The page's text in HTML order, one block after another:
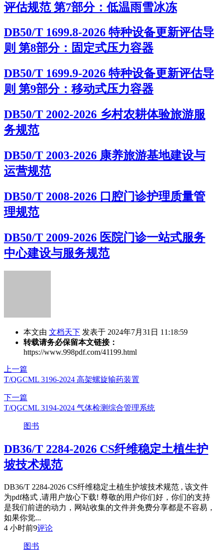
评估规范 第7部分：低温雨雪冰冻
DB50/T 1699.8-2026 特种设备更新评估导
则 第8部分：固定式压力容器
DB50/T 1699.9-2026 特种设备更新评估导
则 第9部分：移动式压力容器
DB50/T 2002-2026 乡村农耕体验旅游服
务规范
DB50/T 2003-2026 康养旅游基地建设与
运营规范
DB50/T 2008-2026 口腔门诊护理质量管
理规范
DB50/T 2009-2026 医院门诊一站式服务
中心建设与服务规范
本文由 文档天下 发表于 2024年7月31日 11:18:59
转载请务必保留本文链接：
https://www.998pdf.com/41199.html
上一篇
T/QGCML 3196-2024 高架螺旋输药装置
下一篇
T/QGCML 3194-2024 气体检测综合管理系统
图书
DB36/T 2284-2026 CS纤维稳定土植生护
坡技术规范
DB36/T 2284-2026 CS纤维稳定土植生护坡技术规范 , 该文件
为pdf格式 ,请用户放心下载! 尊敬的用户你们好，你们的支持
是我们前进的动力，网站收集的文件并免费分享都是不容易，
如果你觉...
4 小时前9评论
图书